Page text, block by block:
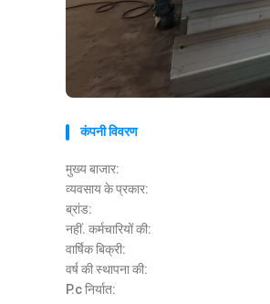
कंपनी विवरण
मुख्य बाजार:
व्यवसाय के प्रकार:
ब्रांड:
नहीं. कर्मचारियों की:
वार्षिक बिक्री:
वर्ष की स्थापना की:
P.c निर्यात: